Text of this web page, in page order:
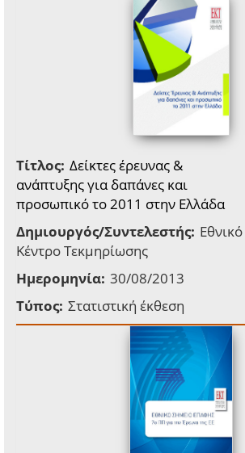
Τίτλος: Δείκτες έρευνας &
ανάπτυξης για δαπάνες και
προσωπικό το 2011 στην Ελλάδα
Δημιουργός/Συντελεστής: Εθνικό
Κέντρο Τεκμηρίωσης
Ημερομηνία: 30/08/2013
Τύπος: Στατιστική έκθεση